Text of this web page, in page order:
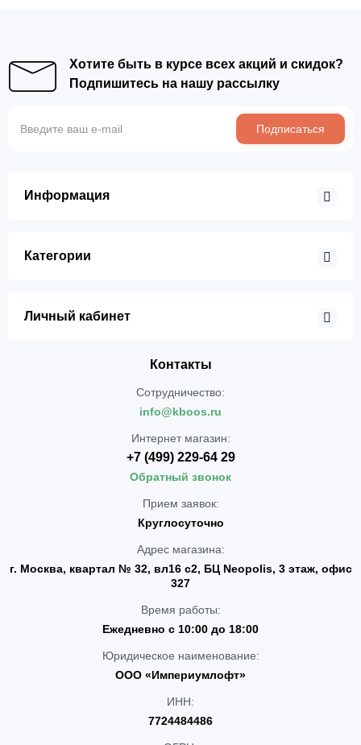
Хотите быть в курсе всех акций и скидок?
Подпишитесь на нашу рассылку
Подписаться
Информация
Категории
Личный кабинет
Контакты
Сотрудничество:
info@kboos.ru
Интернет магазин:
+7 (499) 229-64 29
Обратный звонок
Прием заявок:
Круглосуточно
Адрес магазина:
г. Москва, квартал № 32, вл16 с2, БЦ Neopolis, 3 этаж, офис
327
Время работы:
Ежедневно с 10:00 до 18:00
Юридическое наименование:
ООО «Империумлофт»
ИНН:
7724484486